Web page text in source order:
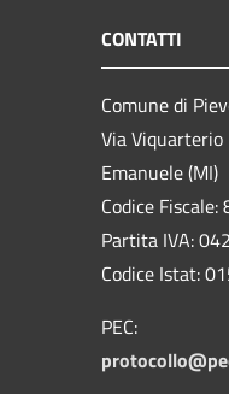
CONTATTI
Comune di
Via
Emanuele (MI)
Codice
Partita IVA:
Codice Istat:
PEC: